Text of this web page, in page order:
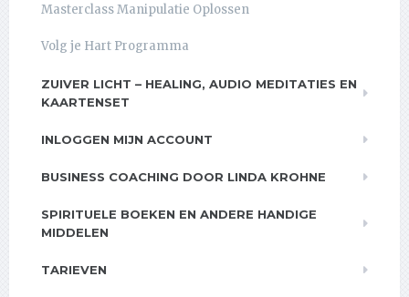
Masterclass Manipulatie Oplossen
Volg je Hart Programma
ZUIVER LICHT – HEALING, AUDIO MEDITATIES EN
KAARTENSET
INLOGGEN MIJN ACCOUNT
BUSINESS COACHING DOOR LINDA KROHNE
SPIRITUELE BOEKEN EN ANDERE HANDIGE
MIDDELEN
TARIEVEN